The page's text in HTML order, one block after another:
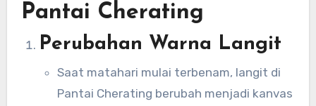
Pantai Cherating
Perubahan Warna Langit
Saat matahari mulai terbenam, langit di
Pantai Cherating berubah menjadi kanvas